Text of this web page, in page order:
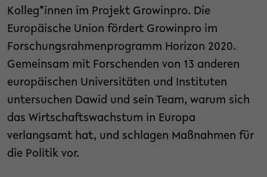
Kolleg*innen im Projekt Growinpro. Die
Europäische Union fördert Growinpro im
Forschungsrahmenprogramm Horizon 2020.
Gemeinsam mit Forschenden von 13 anderen
europäischen Universitäten und Instituten
untersuchen Dawid und sein Team, warum sich
das Wirtschaftswachstum in Europa
verlangsamt hat, und schlagen Maßnahmen für
die Politik vor.